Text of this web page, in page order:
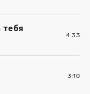
тебя
4:33
3:10